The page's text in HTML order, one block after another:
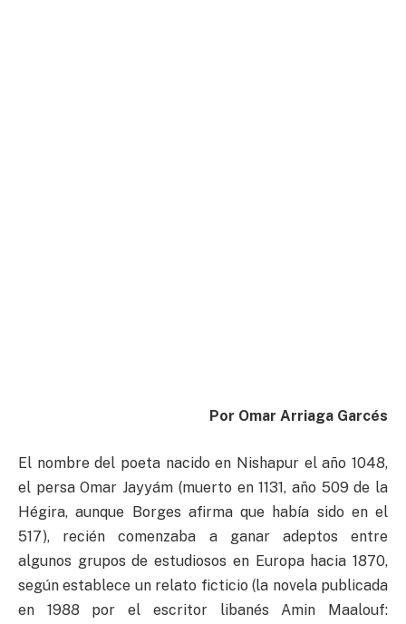
Por Omar Arriaga Garcés
El nombre del poeta nacido en Nishapur el año 1048,
el persa Omar Jayyám (muerto en 1131, año 509 de la
Hégira, aunque Borges afirma que había sido en el
517), recién comenzaba a ganar adeptos entre
algunos grupos de estudiosos en Europa hacia 1870,
según establece un relato ficticio (la novela publicada
en 1988 por el escritor libanés Amin Maalouf: